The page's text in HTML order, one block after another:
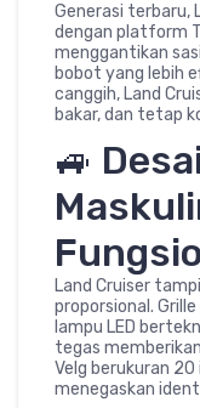
Generasi terbaru,
dengan platform
menggantikan
bobot yang lebih
canggih, Land
bakar, dan tetap
🚙
Land Cruiser
proporsional.
lampu LED
tegas
Velg berukuran
menegaskan